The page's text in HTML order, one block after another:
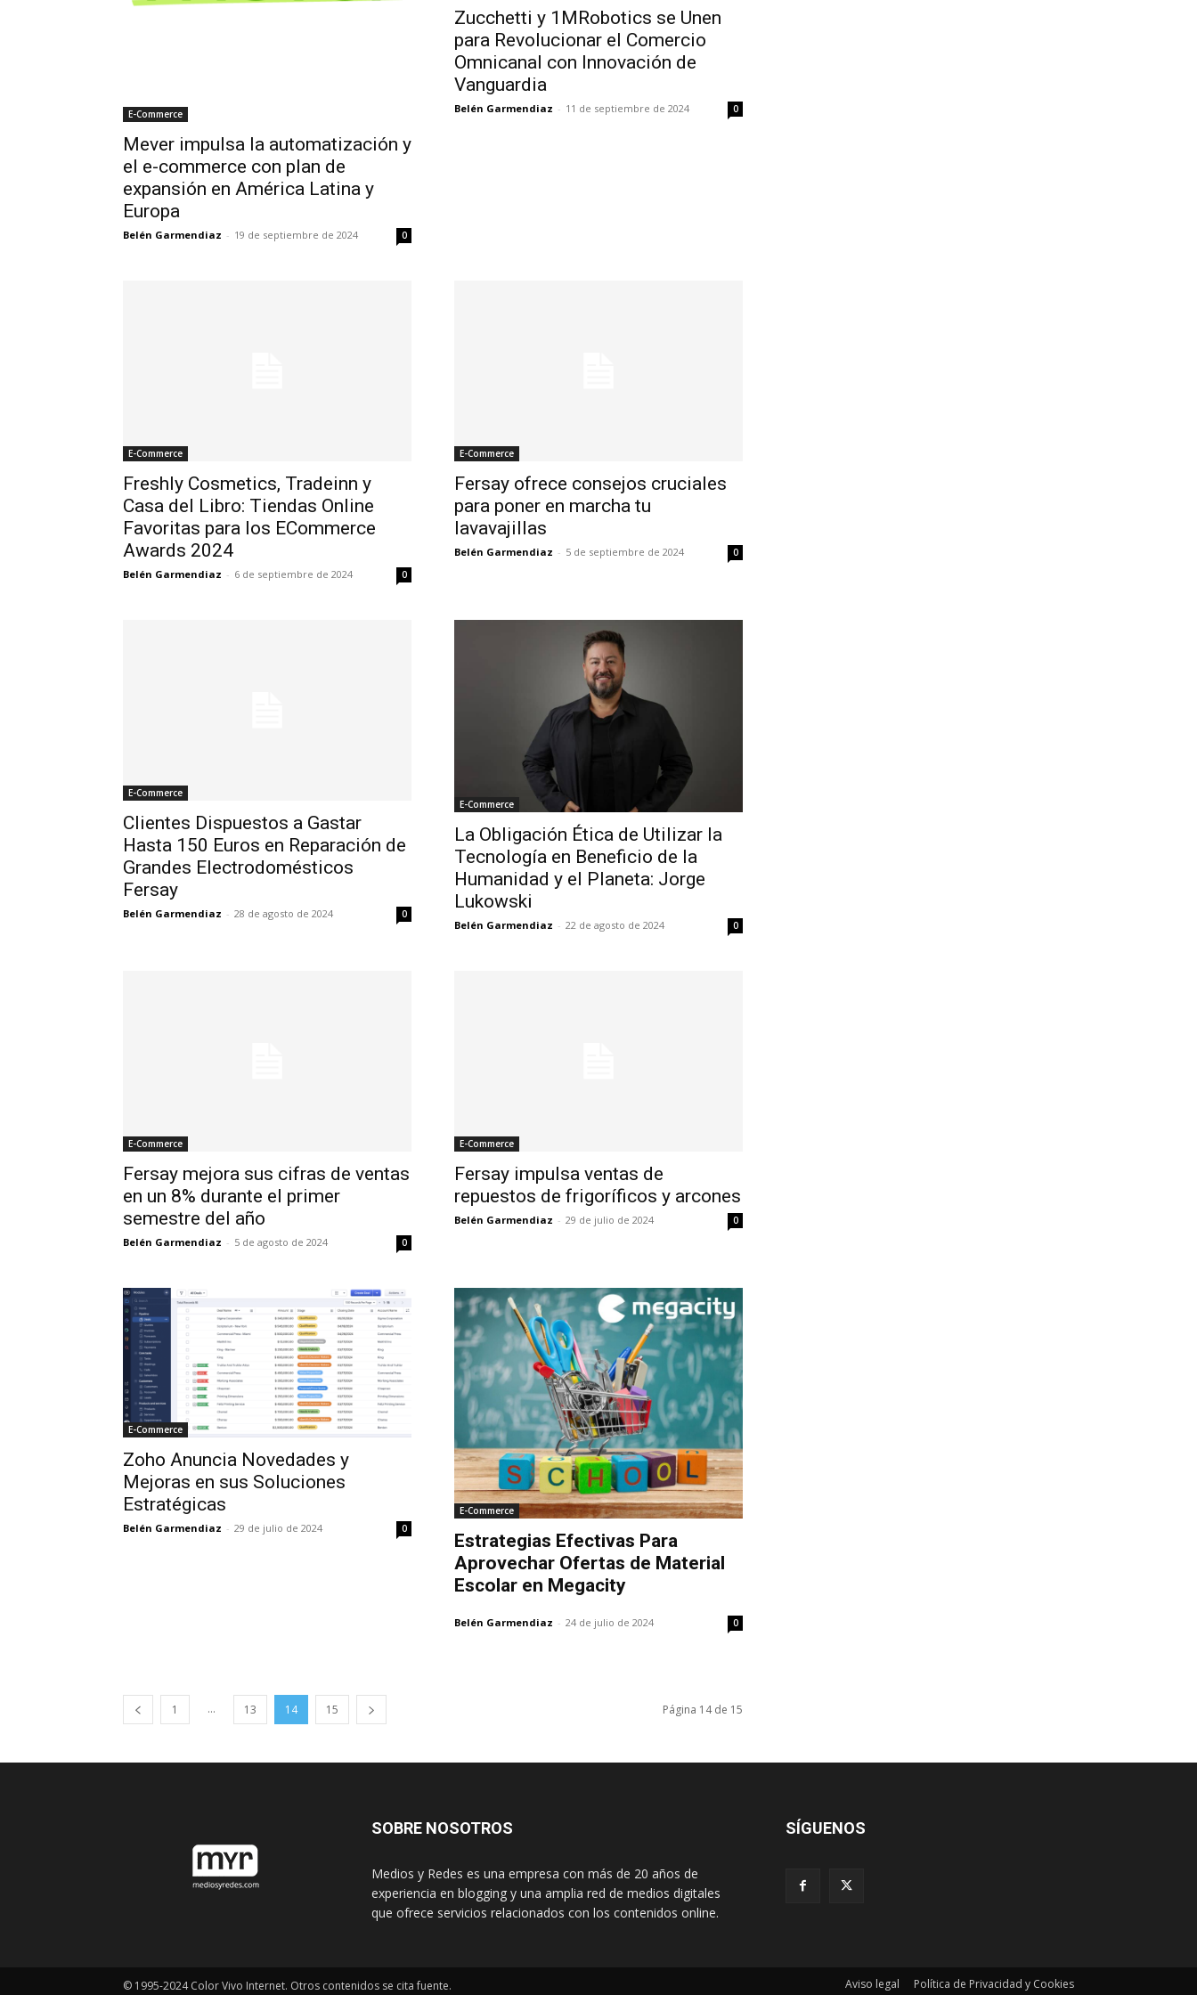
E-Commerce
Mever impulsa la automatización y
el e-commerce con plan de
expansión en América Latina y
Europa
Belén Garmendiaz - 19 de septiembre de 2024 0
Zucchetti y 1MRobotics se Unen
para Revolucionar el Comercio
Omnicanal con Innovación de
Vanguardia
Belén Garmendiaz - 11 de septiembre de 2024 0
E-Commerce
Freshly Cosmetics, Tradeinn y
Casa del Libro: Tiendas Online
Favoritas para los ECommerce
Awards 2024
Belén Garmendiaz - 6 de septiembre de 2024 0
E-Commerce
Fersay ofrece consejos cruciales
para poner en marcha tu
lavavajillas
Belén Garmendiaz - 5 de septiembre de 2024 0
E-Commerce
Clientes Dispuestos a Gastar
Hasta 150 Euros en Reparación de
Grandes Electrodomésticos
Fersay
Belén Garmendiaz - 28 de agosto de 2024 0
E-Commerce
La Obligación Ética de Utilizar la
Tecnología en Beneficio de la
Humanidad y el Planeta: Jorge
Lukowski
Belén Garmendiaz - 22 de agosto de 2024 0
E-Commerce
Fersay mejora sus cifras de ventas
en un 8% durante el primer
semestre del año
Belén Garmendiaz - 5 de agosto de 2024 0
E-Commerce
Fersay impulsa ventas de
repuestos de frigoríficos y arcones
Belén Garmendiaz - 29 de julio de 2024 0
E-Commerce
Zoho Anuncia Novedades y
Mejoras en sus Soluciones
Estratégicas
Belén Garmendiaz - 29 de julio de 2024 0
E-Commerce
Estrategias Efectivas Para
Aprovechar Ofertas de Material
Escolar en Megacity
Belén Garmendiaz - 24 de julio de 2024 0
1 ... 13 14 15 Página 14 de 15
SOBRE NOSOTROS
Medios y Redes es una empresa con más de 20 años de
experiencia en blogging y una amplia red de medios digitales
que ofrece servicios relacionados con los contenidos online.
SÍGUENOS
© 1995-2024 Color Vivo Internet. Otros contenidos se cita fuente. Aviso legal Política de Privacidad y Cookies